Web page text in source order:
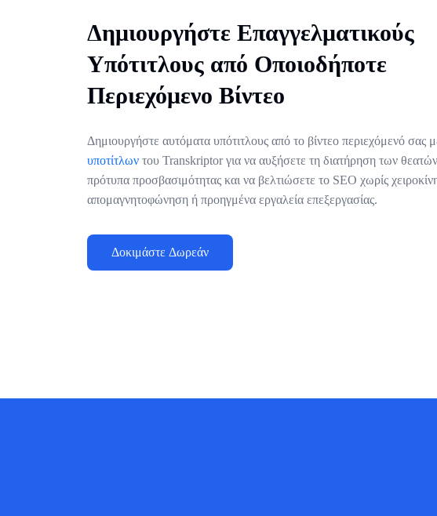
Δημιουργήστε Επαγγελματικούς
Υπότιτλους από Οποιοδήποτε
Περιεχόμενο Βίντεο
Δημιουργήστε αυτόματα υπότιτλους από το βίντεο περιεχόμενό σας
υποτίτλων του Transkriptor για να αυξήσετε τη διατήρηση των
πρότυπα προσβασιμότητας και να βελτιώσετε το SEO χωρίς
απομαγνητοφώνηση ή προηγμένα εργαλεία επεξεργασίας.
Δοκιμάστε Δωρεάν